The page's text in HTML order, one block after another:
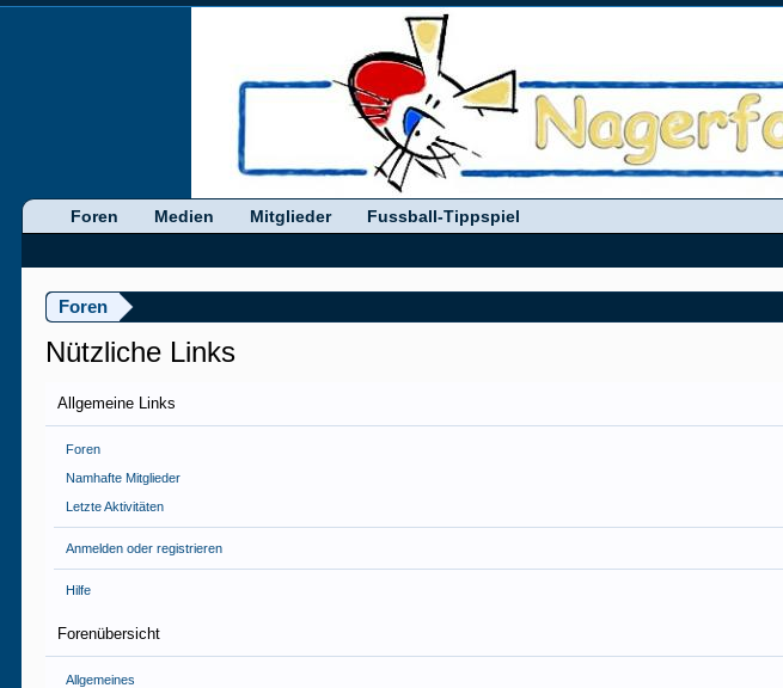
Foren
Nützliche Links
Allgemeine Links
Foren
Namhafte Mitglieder
Letzte Aktivitäten
Anmelden oder registrieren
Hilfe
Forenübersicht
Allgemeines
Foren Medien Mitglieder Fussball-Tippspiel